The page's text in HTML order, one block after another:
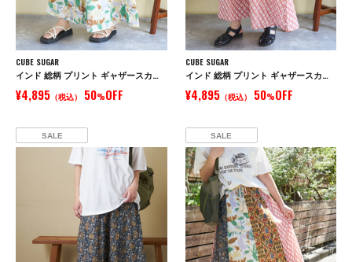
CUBE SUGAR
インド 総柄 プリント ギャザースカート
¥4,895 （税込） 50%OFF
CUBE SUGAR
インド 総柄 プリント ギャザースカート
¥4,895（税込） 50%OFF
SALE SALE